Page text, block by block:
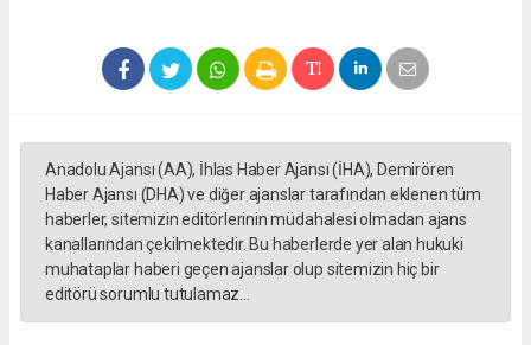
Anadolu Ajansı (AA), İhlas Haber Ajansı (İHA), Demirören
Haber Ajansı (DHA) ve diğer ajanslar tarafından eklenen tüm
haberler, sitemizin editörlerinin müdahalesi olmadan ajans
kanallarından çekilmektedir. Bu haberlerde yer alan hukuki
muhataplar haberi geçen ajanslar olup sitemizin hiç bir
editörü sorumlu tutulamaz...